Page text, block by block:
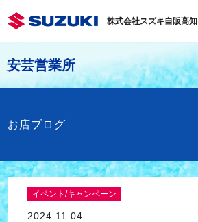
株式会社スズキ自販高知
安芸営業所
お店ブログ
イベント/キャンペーン
2024.11.04